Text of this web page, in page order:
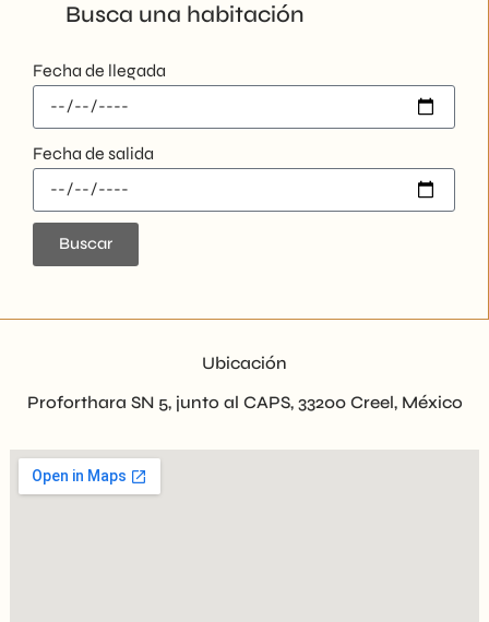
Busca una habitación
Fecha de llegada
Fecha de salida
Buscar
Ubicación
Proforthara SN 5, junto al CAPS, 33200 Creel, México